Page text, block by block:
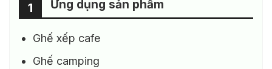
Ứng dụng sản phẩm
1
Ghế xếp cafe
Ghế camping